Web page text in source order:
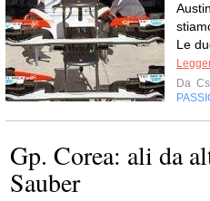
Le
Da
Gp. Corea: ali da
Sauber